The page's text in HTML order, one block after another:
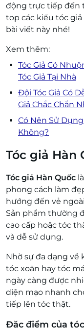
động trực tiếp đến
top các kiểu tóc
bài viết này nhé!
Xem thêm:
Tóc Giả Có
Tóc Giả Tại Nhà
Đội Tóc Giả Có
Giả Chắc Chắn
Có Nên Sử
Không?
Tóc giả Hàn
Tóc giả Hàn Quốc
phong cách làm
hướng đến vẻ
Sản phẩm thường
cao cấp hoặc tóc
và dễ sử dụng.
Nhờ sự đa dạng về
tóc xoăn hay tóc
ngày càng được
diện mạo nhanh
tiếp lên tóc thật.
Đặc điểm của